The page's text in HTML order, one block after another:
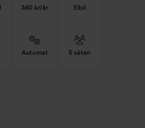
360 kr/år Elbil
Automat 5 säten